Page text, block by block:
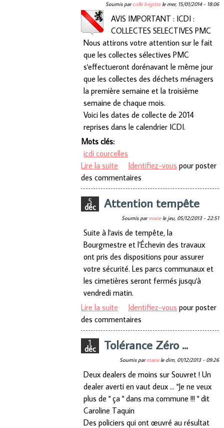
Soumis parcolle brigittele mer, 15/01/2014 - 18:06
AVIS IMPORTANT : ICDI :
COLLECTES SELECTIVES PMC
Nous attirons votre attention sur le fait
que les collectes sélectives PMC
s'effectueront dorénavant le même jour
que les collectes des déchets ménagers
la première semaine et la troisième
semaine de chaque mois.
Voici les dates de collecte de 2014
reprises dans le calendrier ICDI.
Mots clés:
icdi courcelles
Lire la suite de ICDI collectes
Identifiez-vous pour poster
des commentaires
5
déc Attention tempête
Soumis parmariele jeu, 05/12/2013 - 22:51
Suite à l'avis de tempête, la
Bourgmestre et l’Échevin des travaux
ont pris des dispositions pour assurer
votre sécurité. Les parcs communaux et
les cimetières seront fermés jusqu'à
vendredi matin.
Lire la suite de Attention tempête
Identifiez-vous pour poster
des commentaires
1
déc Tolérance Zéro ...
Soumis parmariele dim, 01/12/2013 - 09:26
Deux dealers de moins sur Souvret ! Un
dealer averti en vaut deux ... "Je ne veux
plus de " ça " dans ma commune !!! " dit
Caroline Taquin
Des policiers qui ont œuvré au résultat